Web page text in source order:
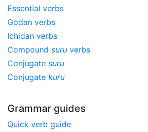
Essential verbs
Godan verbs
Ichidan verbs
Compound suru verbs
Conjugate suru
Conjugate kuru
Grammar guides
Quick verb guide